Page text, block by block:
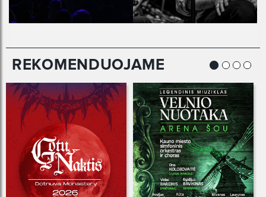
REKOMENDUOJAME